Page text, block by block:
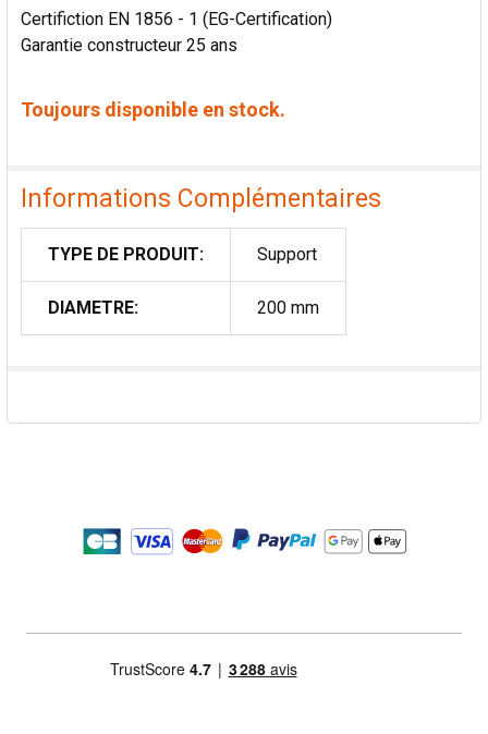
Certifiction EN 1856 - 1 (EG-Certification)
Garantie constructeur 25 ans
Toujours disponible en stock.
Informations Complémentaires
TYPE DE PRODUIT: Support
DIAMETRE: 200 mm